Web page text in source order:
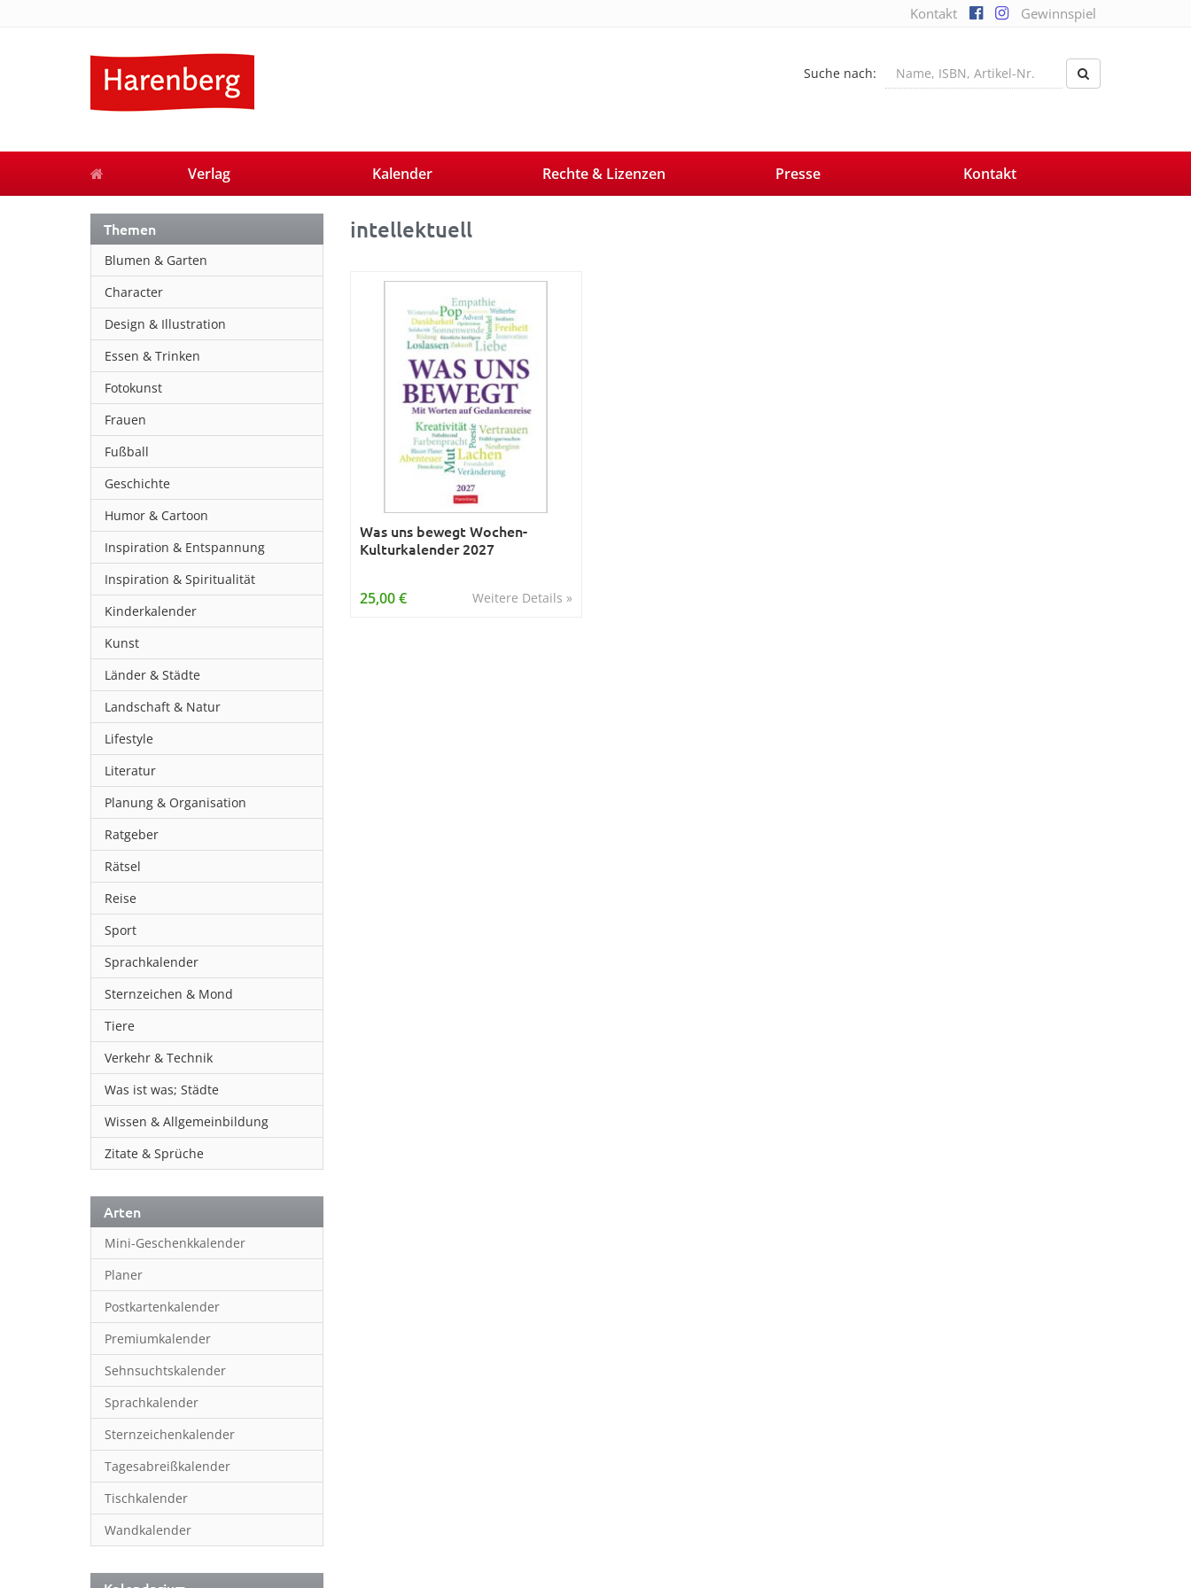
Kontakt Gewinnspiel
Suche nach:
Verlag Kalender Rechte & Lizenzen Presse Kontakt
Themen
Blumen & Garten
Character
Design & Illustration
Essen & Trinken
Fotokunst
Frauen
Fußball
Geschichte
Humor & Cartoon
Inspiration & Entspannung
Inspiration & Spiritualität
Kinderkalender
Kunst
Länder & Städte
Landschaft & Natur
Lifestyle
Literatur
Planung & Organisation
Ratgeber
Rätsel
Reise
Sport
Sprachkalender
Sternzeichen & Mond
Tiere
Verkehr & Technik
Was ist was; Städte
Wissen & Allgemeinbildung
Zitate & Sprüche
Arten
Mini-Geschenkkalender
Planer
Postkartenkalender
Premiumkalender
Sehnsuchtskalender
Sprachkalender
Sternzeichenkalender
Tagesabreißkalender
Tischkalender
Wandkalender
intellektuell
Was uns bewegt Wochen-
Kulturkalender 2027
Weitere Details »
25,00 €